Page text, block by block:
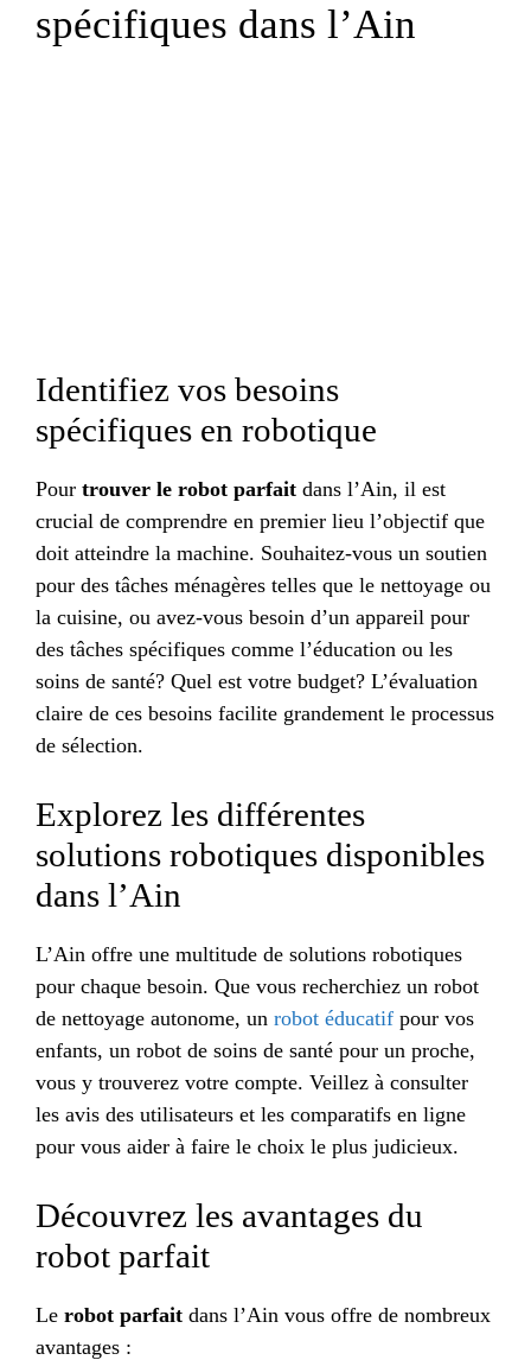
spécifiques dans l’Ain
Identifiez vos besoins
spécifiques en robotique
Pour trouver le robot parfait dans l’Ain, il est
crucial de comprendre en premier lieu l’objectif que
doit atteindre la machine. Souhaitez-vous un soutien
pour des tâches ménagères telles que le nettoyage ou
la cuisine, ou avez-vous besoin d’un appareil pour
des tâches spécifiques comme l’éducation ou les
soins de santé? Quel est votre budget? L’évaluation
claire de ces besoins facilite grandement le processus
de sélection.
Explorez les différentes
solutions robotiques disponibles
dans l’Ain
L’Ain offre une multitude de solutions robotiques
pour chaque besoin. Que vous recherchiez un robot
de nettoyage autonome, un robot éducatif pour vos
enfants, un robot de soins de santé pour un proche,
vous y trouverez votre compte. Veillez à consulter
les avis des utilisateurs et les comparatifs en ligne
pour vous aider à faire le choix le plus judicieux.
Découvrez les avantages du
robot parfait
Le robot parfait dans l’Ain vous offre de nombreux
avantages :